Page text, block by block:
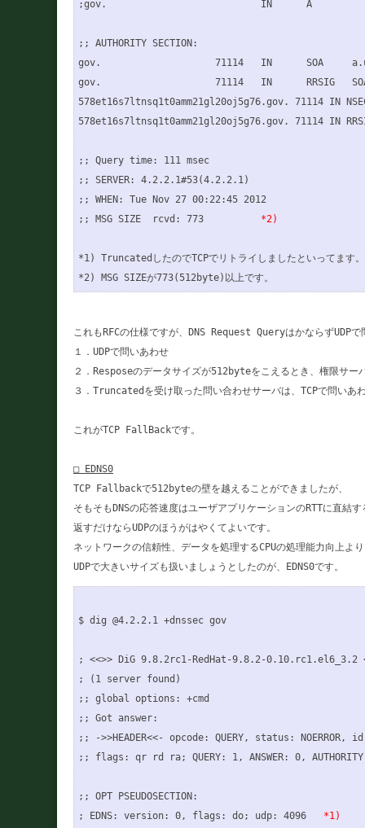
;gov.                           IN      A
;; AUTHORITY SECTION:
gov.                    71114   IN      SOA
gov.                    71114   IN      RRSIG   SOA 7 1 86400
578et16s7ltnsq1t0amm21gl20oj5g76.gov. 71114 IN NSEC3
578et16s7ltnsq1t0amm21gl20oj5g76.gov. 71114 IN RRSIG
;; Query time: 111 msec
;; SERVER: 4.2.2.1#53(4.2.2.1)
;; WHEN: Tue Nov 27 00:22:45 2012
;; MSG SIZE  rcvd: 773 *2)
*1) TruncatedしたのでTCPでリトライしましたといってます。
これもRFCの仕様ですが、DNS Request QueryはかならずUDP
１．UDPで問いあわせ
２．Resposeのデータサイズが512byteをこえるとき、権限
３．Truncatedを受け取った問い合わせサーバは、TCPで問いあ
これがTCP FallBackです。
□ EDNS0
TCP Fallbackで512byteの壁を越えることができましたが、
そもそもDNSの応答速度はユーザアプリケーションのRTTに直結す
返すだけならUDPのほうがはやくてよいです。
ネットワークの信頼性、データを処理するCPUの処理能力向上よ
$ dig @4.2.2.1 +dnssec gov
; <<>> DiG 9.8.2rc1-RedHat-9.8.2-0.10.rc1.el6_3.2
; (1 server found)
;; global options: +cmd
;; Got answer:
;; ->>HEADER<<- opcode: QUERY, status: NOERROR,
;; flags: qr rd ra; QUERY: 1, ANSWER: 0,
;; OPT PSEUDOSECTION:
; EDNS: version: 0, flags: do; udp: 4096 *1)